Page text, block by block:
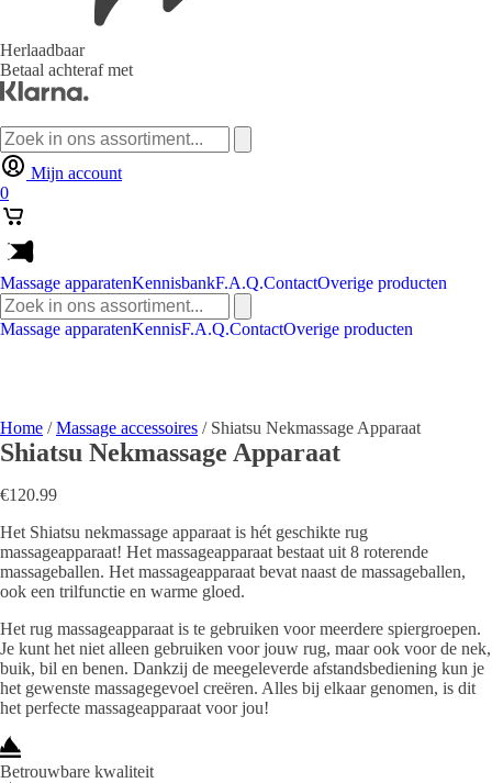
Herlaadbaar
Betaal achteraf met
Zoeken
naar:
Mijn account
0
Massage apparatenKennisbankF.A.Q.ContactOverige producten
Zoeken
naar:
Massage apparatenKennisF.A.Q.ContactOverige producten
Home /Massage accessoires / Shiatsu Nekmassage Apparaat
Shiatsu Nekmassage Apparaat
€120.99
Het Shiatsu nekmassage apparaat is hét geschikte rug
massageapparaat! Het massageapparaat bestaat uit 8 roterende
massageballen. Het massageapparaat bevat naast de massageballen,
ook een trilfunctie en warme gloed.
Het rug massageapparaat is te gebruiken voor meerdere spiergroepen.
Je kunt het niet alleen gebruiken voor jouw rug, maar ook voor de nek,
buik, bil en benen. Dankzij de meegeleverde afstandsbediening kun je
het gewenste massagegevoel creëren. Alles bij elkaar genomen, is dit
het perfecte massageapparaat voor jou!
Betrouwbare kwaliteit